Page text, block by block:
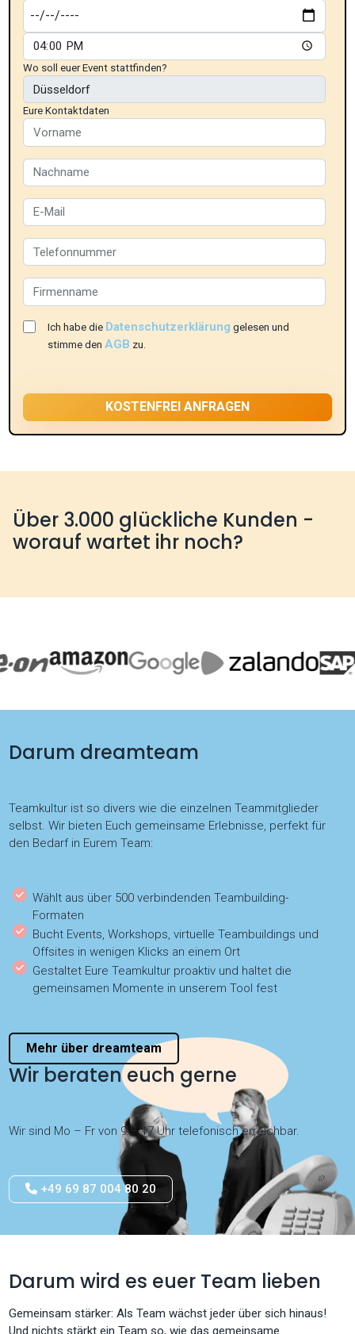
Wo soll euer Event stattfinden?
Eure Kontaktdaten
Ich habe die Datenschutzerklärung gelesen und
stimme denAGB zu.
Über 3.000 glückliche Kunden -
worauf wartet ihr noch?
Darum dreamteam
Teamkultur ist so divers wie die einzelnen Teammitglieder
selbst. Wir bieten Euch gemeinsame Erlebnisse, perfekt für
den Bedarf in Eurem Team:
Wählt aus über 500 verbindenden Teambuilding-
Formaten
Bucht Events, Workshops, virtuelle Teambuildings und
Offsites in wenigen Klicks an einem Ort
Gestaltet Eure Teamkultur proaktiv und haltet die
gemeinsamen Momente in unserem Tool fest
Mehr über dreamteam
Wir beraten euch gerne
Wir sind Mo – Fr von 9 – 17 Uhr telefonisch erreichbar.
+49 69 87 004 80 20
Darum wird es euer Team lieben
Gemeinsam stärker: Als Team wächst jeder über sich hinaus!
Und nichts stärkt ein Team so, wie das gemeinsame